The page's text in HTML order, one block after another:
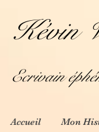
Kévin
Ecrivain
Accueil Mon